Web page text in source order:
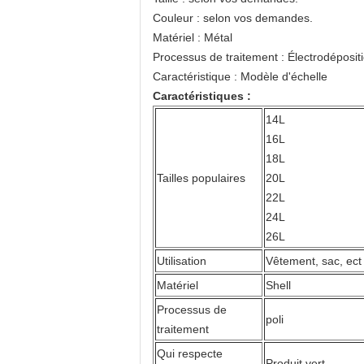
Couleur : selon vos demandes.
Matériel : Métal
Processus de traitement :
Caractéristique : Modèle d'échelle
Caractéristiques :
Tailles populaires
14L
16L
18L
20L
22L
24L
26L
Utilisation
Vêtement, sac, ect
Matériel
Shell
Processus de
traitement
poli
Qui respecte